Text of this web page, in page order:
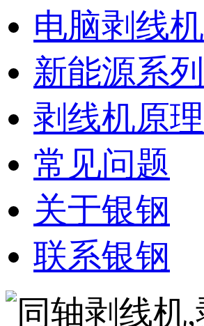
电脑剥线机
新能源系列
剥线机原理
常见问题
关于银钢
联系银钢